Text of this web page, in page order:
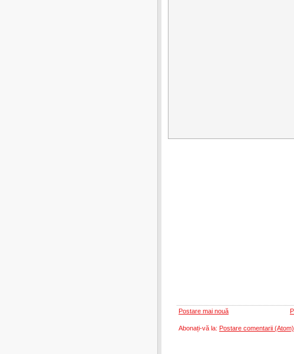
Postare mai nouă
Abonați-vă la: Postare comentarii (Atom)